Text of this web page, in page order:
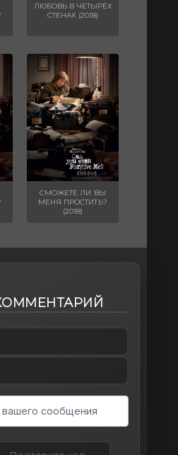
ЛЮБОВЬ В ЧЕТЫРЁХ
СТЕНАХ (2018)
СМОЖЕТЕ ЛИ ВЫ
МЕНЯ ПРОСТИТЬ?
(2018)